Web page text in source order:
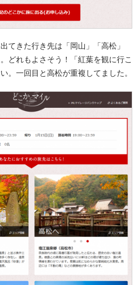
てきた行き先は「岡山」「高松」
どれもよさそう！「紅葉を観に行こ
。一回目と高松が重複してました。